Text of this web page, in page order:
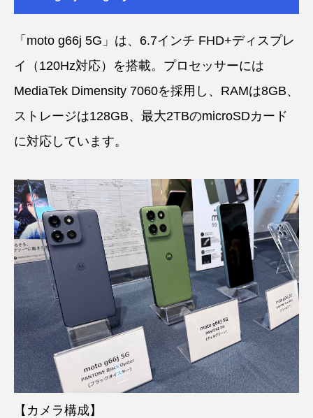
「moto g66j 5G」は、6.7インチ FHD+ディスプレ
イ（120Hz対応）を搭載。プロセッサーには
MediaTek Dimensity 7060を採用し、RAMは8GB、
ストレージは128GB、最大2TBのmicroSDカード
に対応しています。
【カメラ構成】